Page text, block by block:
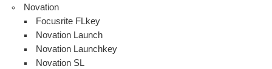
Novation
Focusrite FLkey
Novation Launch
Novation Launchkey
Novation SL